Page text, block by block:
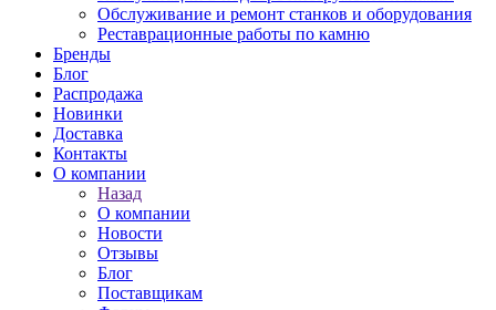
Обслуживание и ремонт станков и оборудования
Реставрационные работы по камню
Бренды
Блог
Распродажа
Новинки
Доставка
Контакты
О компании
Назад
О компании
Новости
Отзывы
Блог
Поставщикам